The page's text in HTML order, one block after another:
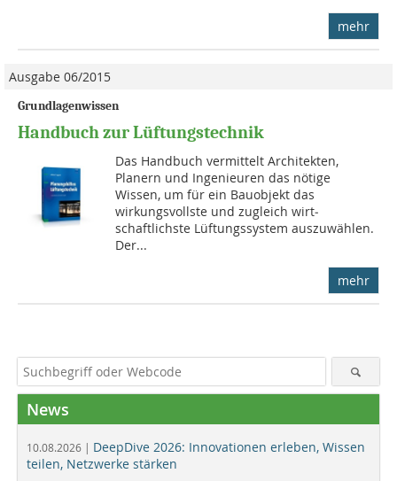
mehr
Ausgabe 06/2015
Grundlagenwissen
Handbuch zur Lüftungstechnik
Das Handbuch vermittelt Archi­tekten,
Planern und Ingenieu­ren das nötige
Wissen, um für ein Bauobjekt das
wirkungsvollste und zu­gleich wirt­
schaftlichste Lüftungssys­tem auszuwählen.
Der...
mehr
News
10.08.2026 | DeepDive 2026: Innovationen erleben, Wissen
teilen, Netzwerke stärken